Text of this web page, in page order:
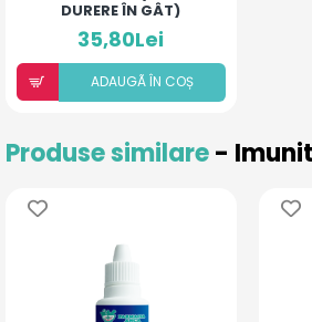
DURERE ÎN GÂT)
35,80Lei
ADAUGÃ ÎN COȘ
Produse similare-